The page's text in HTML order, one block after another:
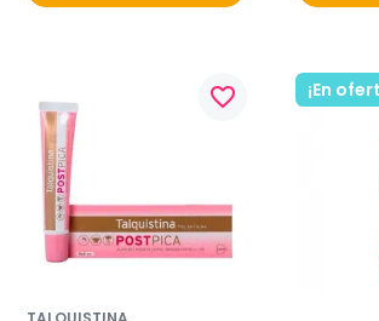
favorite_border ¡En